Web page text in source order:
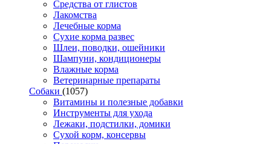
Средства от глистов
Лакомства
Лечебные корма
Сухие корма развес
Шлеи, поводки, ошейники
Шампуни, кондиционеры
Влажные корма
Ветеринарные препараты
Собаки (1057)
Витамины и полезные добавки
Инструменты для ухода
Лежаки, подстилки, домики
Сухой корм, консервы